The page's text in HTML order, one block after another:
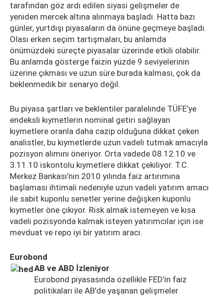
tarafından göz ardı edilen siyasi gelişmeler de
yeniden mercek altına alınmaya başladı. Hatta bazı
günler, yurtdışı piyasaların da önüne geçmeye başladı.
Olası erken seçim tartışmaları, bu anlamda
önümüzdeki süreçte piyasalar üzerinde etkili olabilir.
Bu anlamda gösterge faizin yüzde 9 seviyelerinin
üzerine çıkması ve uzun süre burada kalması, çok da
beklenmedik bir senaryo değil.
Bu piyasa şartları ve beklentiler paralelinde TÜFE’ye
endeksli kıymetlerin nominal getiri sağlayan
kıymetlere oranla daha cazip olduğuna dikkat çeken
analistler, bu kıymetlerde uzun vadeli tutmak amacıyla
pozisyon alımını öneriyor. Orta vadede 08.12.10 ve
3.11.10 iskontolu kıymetlere dikkat çekiliyor. T.C.
Merkez Bankası’nın 2010 yılında faiz artırımına
başlaması ihtimali nedeniyle uzun vadeli yatırım amacı
ile sabit kuponlu senetler yerine değişken kuponlu
kıymetler öne çıkıyor. Risk almak istemeyen ve kısa
vadeli pozisyonda kalmak isteyen yatırımcılar için ise
mevduat ve repo iyi bir yatırım aracı.
Eurobond
AB ve ABD İzleniyor
Eurobond piyasasında özellikle FED’in faiz
politikaları ile AB’de yaşanan gelişmeler